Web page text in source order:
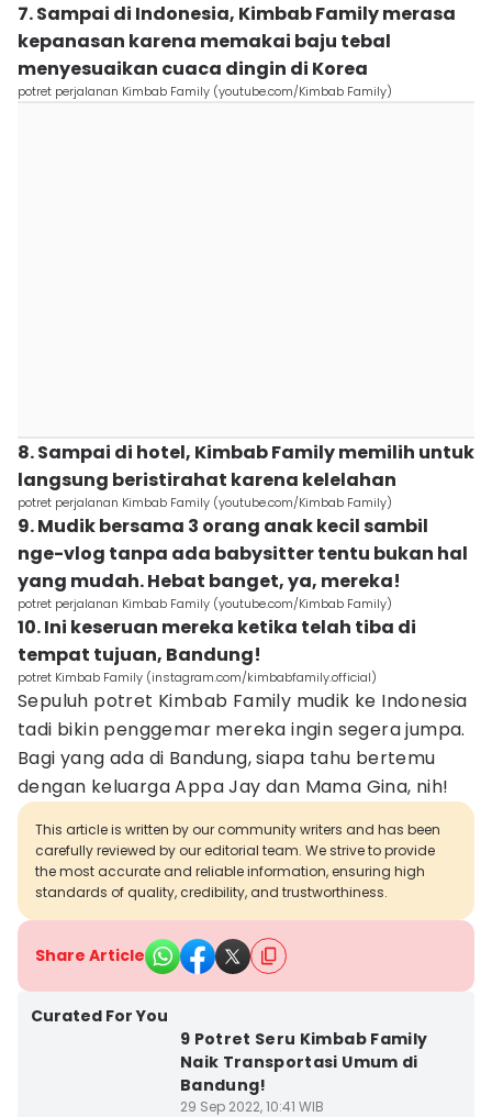
7. Sampai di Indonesia, Kimbab Family merasa
kepanasan karena memakai baju tebal
menyesuaikan cuaca dingin di Korea
potret perjalanan Kimbab Family (youtube.com/Kimbab Family)
8. Sampai di hotel, Kimbab Family memilih untuk
langsung beristirahat karena kelelahan
potret perjalanan Kimbab Family (youtube.com/Kimbab Family)
9. Mudik bersama 3 orang anak kecil sambil
nge-vlog tanpa ada babysitter tentu bukan hal
yang mudah. Hebat banget, ya, mereka!
potret perjalanan Kimbab Family (youtube.com/Kimbab Family)
10. Ini keseruan mereka ketika telah tiba di
tempat tujuan, Bandung!
potret Kimbab Family (instagram.com/kimbabfamily.official)
Sepuluh potret Kimbab Family mudik ke Indonesia
tadi bikin penggemar mereka ingin segera jumpa.
Bagi yang ada di Bandung, siapa tahu bertemu
dengan keluarga Appa Jay dan Mama Gina, nih!
This article is written by our community writers and has been
carefully reviewed by our editorial team. We strive to provide
the most accurate and reliable information, ensuring high
standards of quality, credibility, and trustworthiness.
Share Article
Curated For You
9 Potret Seru Kimbab Family
Naik Transportasi Umum di
Bandung!
29 Sep 2022, 10:41 WIB